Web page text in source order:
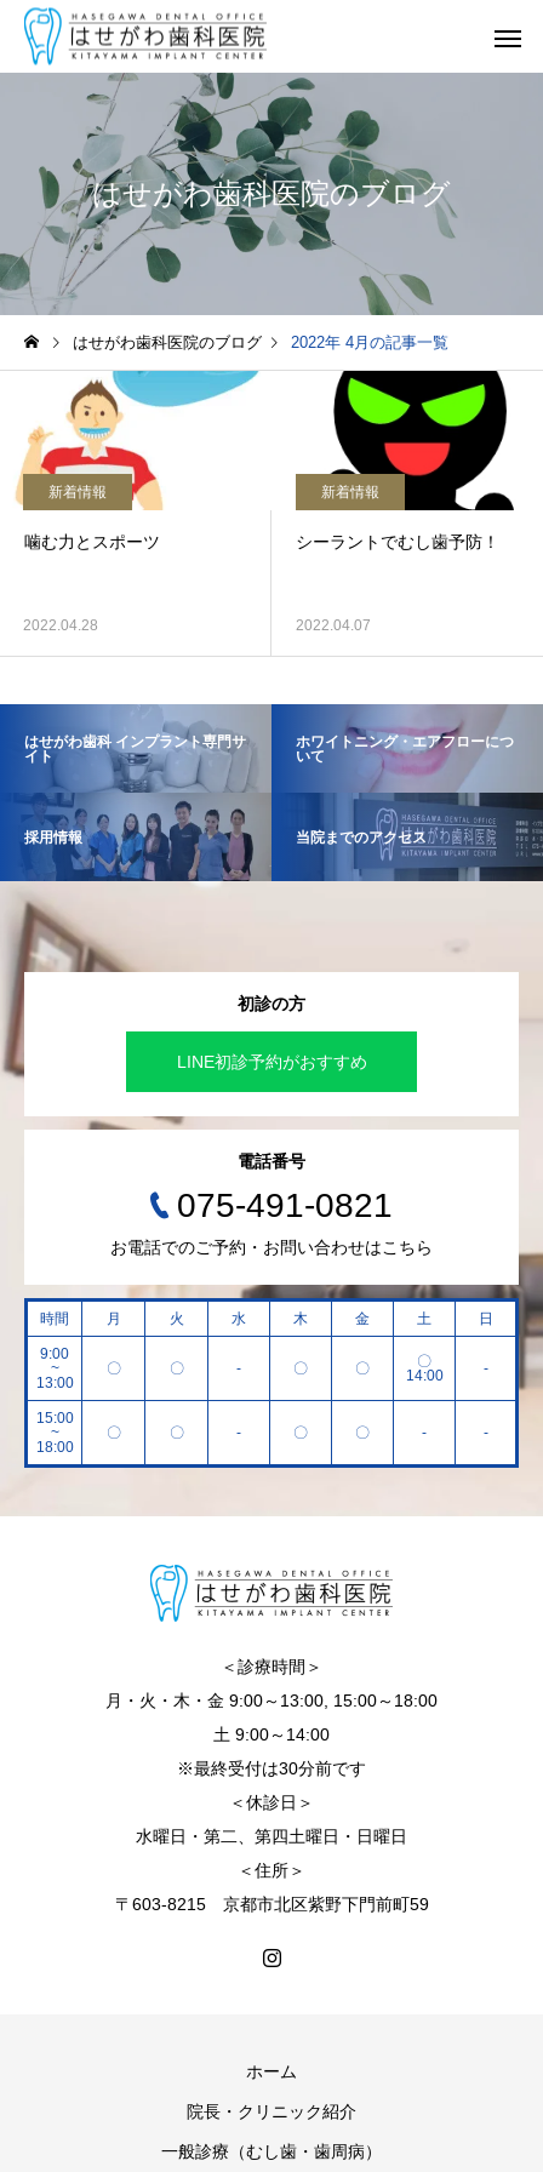
はせがわ歯科医院のブログ
はせがわ歯科医院のブログ 2022年 4月の記事一覧
新着情報
噛む力とスポーツ
2022.04.28
新着情報
シーラントでむし歯予防！
2022.04.07
はせがわ歯科 インプラント専門サ
イト
ホワイトニング・エアフローにつ
いて
採用情報 当院までのアクセス
初診の方
LINE初診予約がおすすめ
電話番号
075-491-0821
お電話でのご予約・お問い合わせはこちら
時間 月 火 水 木 金 土 日
9:00
~
13:00
〇 〇 - 〇 〇
〇
14:00
-
15:00
~
18:00
〇 〇 - 〇 〇 - -
＜診療時間＞
月・火・木・金 9:00～13:00, 15:00～18:00
土 9:00～14:00
※最終受付は30分前です
＜休診日＞
水曜日・第二、第四土曜日・日曜日
＜住所＞
〒603-8215 京都市北区紫野下門前町59
ホーム
院長・クリニック紹介
一般診療（むし歯・歯周病）